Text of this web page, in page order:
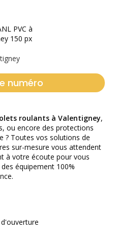
numéro
roulants à Valentigney,
ou encore des protections
? Toutes vos solutions de
sur-mesure vous attendent
à votre écoute pour vous
équipement 100%